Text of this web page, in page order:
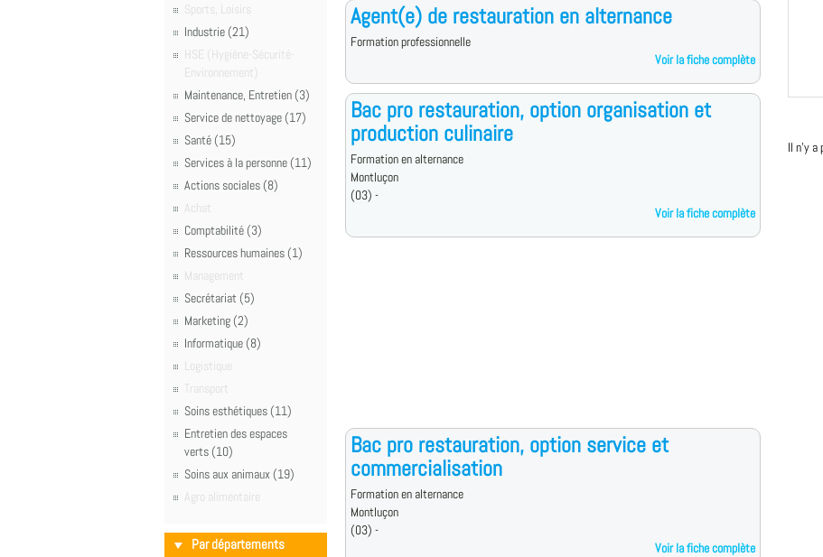
Sports, Loisirs
Industrie (21)
HSE (Hygiène-Sécurité-
Environnement)
Maintenance, Entretien (3)
Service de nettoyage (17)
Santé (15)
Services à la personne (11)
Actions sociales (8)
Achat
Comptabilité (3)
Ressources humaines (1)
Management
Secrétariat (5)
Marketing (2)
Informatique (8)
Logistique
Transport
Soins esthétiques (11)
Entretien des espaces
verts (10)
Soins aux animaux (19)
Agro alimentaire
Par départements
Agent(e) de restauration en alternance
Formation professionnelle
Voir la fiche complète
Bac pro restauration, option organisation et
production culinaire
Formation en alternance
Montluçon
(03) -
Voir la fiche complète
Bac pro restauration, option service et
commercialisation
Formation en alternance
Montluçon
(03) -
Voir la fiche complète
Il n'y a